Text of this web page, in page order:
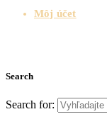
Môj účet
Search
Search for: